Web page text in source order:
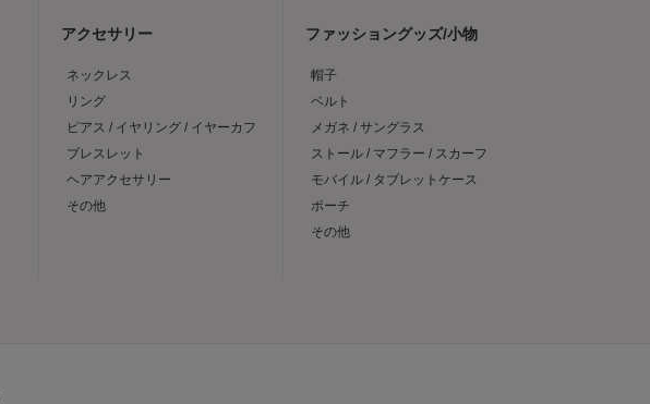
アクセサリー
ネックレス
リング
ピアス / イヤリング / イヤーカフ
ブレスレット
ヘアアクセサリー
その他
ファッショングッズ/小物
帽子
ベルト
メガネ / サングラス
ストール / マフラー / スカーフ
モバイル / タブレットケース
ポーチ
その他